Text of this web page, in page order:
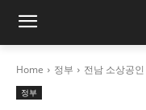
Home 정부 전남 소상공
정부